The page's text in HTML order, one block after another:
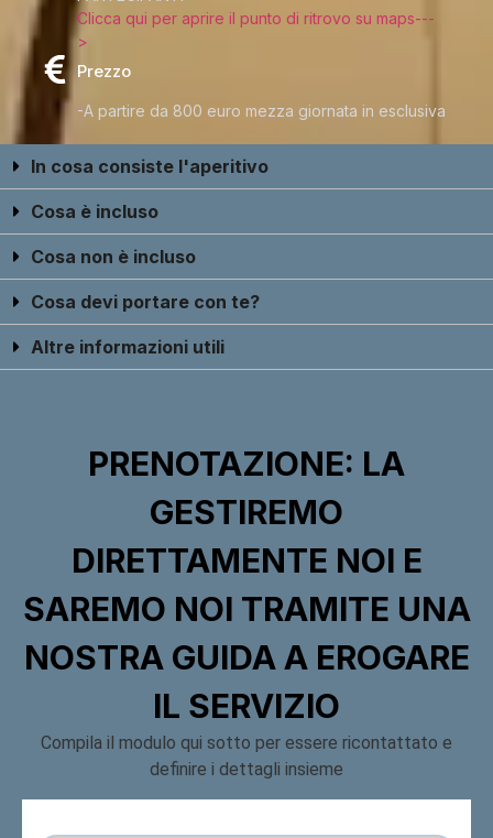
Clicca qui per aprire il punto di ritrovo su maps---
>
Prezzo
-A partire da 800 euro mezza giornata in esclusiva
In cosa consiste l'aperitivo
Cosa è incluso
Cosa non è incluso
Cosa devi portare con te?
Altre informazioni utili
PRENOTAZIONE: LA
GESTIREMO
DIRETTAMENTE NOI E
SAREMO NOI TRAMITE UNA
NOSTRA GUIDA A EROGARE
IL SERVIZIO
Compila il modulo qui sotto per essere ricontattato e
definire i dettagli insieme